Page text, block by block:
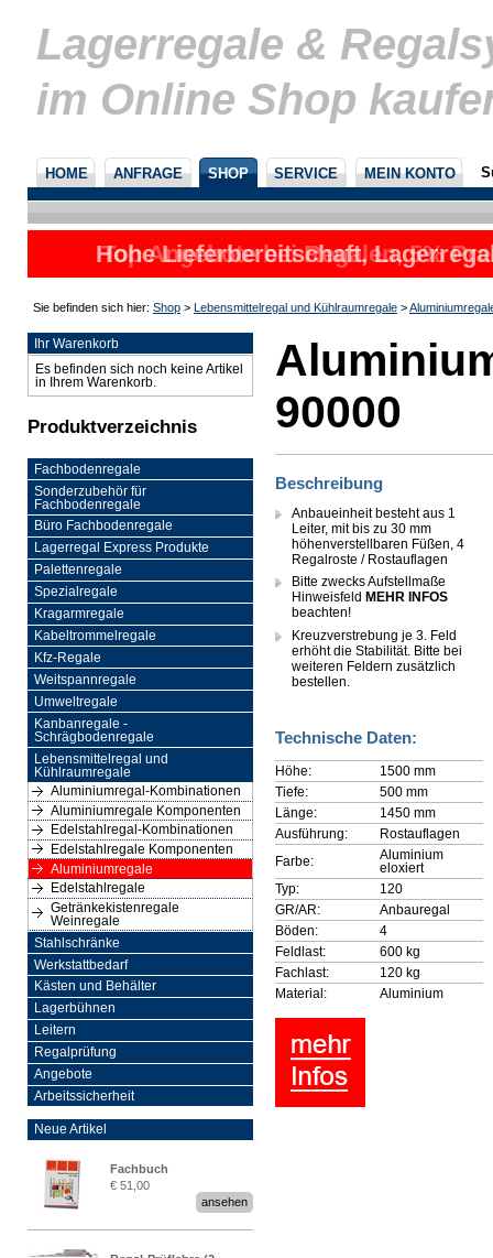
Lagerregale &
im Online Shop
HOME ANFRAGE SHOP SERVICE MEIN KONTO
Top Angebote bei Regalen, 5%
Hohe Lieferbereitschaft,
nicht
Sie befinden sich hier: Shop > Lebensmittelregal und Kühlraumregale >
Ihr Warenkorb
Es befinden sich noch keine Artikel
in Ihrem Warenkorb.
Produktverzeichnis
Fachbodenregale
Sonderzubehör für
Fachbodenregale
Büro Fachbodenregale
Lagerregal Express Produkte
Palettenregale
Spezialregale
Kragarmregale
Kabeltrommelregale
Kfz-Regale
Weitspannregale
Umweltregale
Kanbanregale -
Schrägbodenregale
Lebensmittelregal und
Kühlraumregale
Aluminiumregal-Kombinationen
Aluminiumregale Komponenten
Edelstahlregal-Kombinationen
Edelstahlregale Komponenten
Aluminiumregale
Edelstahlregale
Getränkekistenregale
Weinregale
Stahlschränke
Werkstattbedarf
Kästen und Behälter
Lagerbühnen
Leitern
Regalprüfung
Angebote
Arbeitssicherheit
Neue Artikel
Fachbuch
„Regalprüfung nach DIN
€ 51,00
ansehen
90000
Beschreibung
Anbaueinheit besteht aus 1
Leiter, mit bis zu 30 mm
höhenverstellbaren Füßen, 4
Regalroste / Rostauflagen
Bitte zwecks Aufstellmaße
Hinweisfeld MEHR INFOS
beachten!
Kreuzverstrebung je 3. Feld
erhöht die Stabilität. Bitte bei
weiteren Feldern zusätzlich
bestellen.
Technische Daten:
Höhe:
1500 mm
Tiefe:
500 mm
Länge:
1450 mm
Ausführung:
Rostauflagen
Farbe:
Aluminium
eloxiert
Typ:
120
GR/AR:
Anbauregal
Böden:
4
Feldlast:
600 kg
Fachlast:
120 kg
Material:
Aluminium